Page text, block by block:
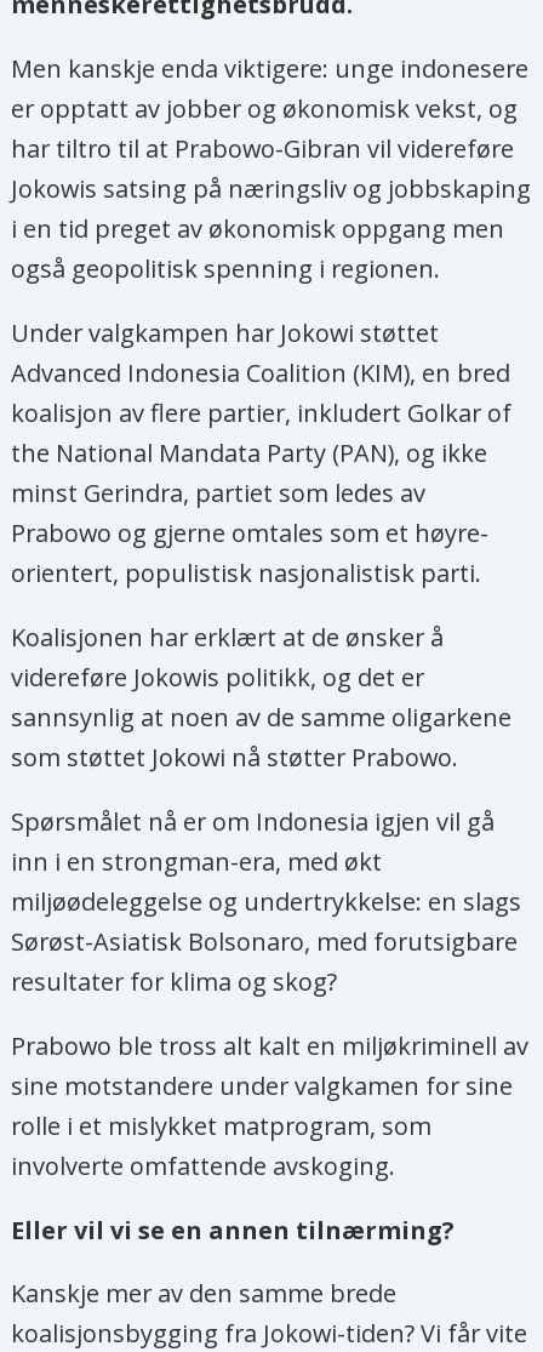
Men kanskje enda viktigere: unge indonesere
er opptatt av jobber og økonomisk vekst, og
har tiltro til at Prabowo-Gibran vil videreføre
Jokowis satsing på næringsliv og jobbskaping
i en tid preget av økonomisk oppgang men
også geopolitisk spenning i regionen.
Under valgkampen har Jokowi støttet
Advanced Indonesia Coalition (KIM), en bred
koalisjon av flere partier, inkludert Golkar of
the National Mandata Party (PAN), og ikke
minst Gerindra, partiet som ledes av
Prabowo og gjerne omtales som et høyre-
orientert, populistisk nasjonalistisk parti.
Koalisjonen har erklært at de ønsker å
videreføre Jokowis politikk, og det er
sannsynlig at noen av de samme oligarkene
som støttet Jokowi nå støtter Prabowo.
Spørsmålet nå er om Indonesia igjen vil gå
inn i en strongman-era, med økt
miljøødeleggelse og undertrykkelse: en slags
Sørøst-Asiatisk Bolsonaro, med forutsigbare
resultater for klima og skog?
Prabowo ble tross alt kalt en miljøkriminell av
sine motstandere under valgkamen for sine
rolle i et mislykket matprogram, som
involverte omfattende avskoging.
Eller vil vi se en annen tilnærming?
Kanskje mer av den samme brede
koalisjonsbygging fra Jokowi-tiden? Vi får vite